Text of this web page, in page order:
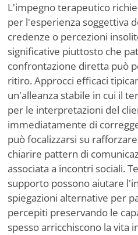
L'impegno terapeutico
per l'esperienza soggettiva
credenze o percezioni
significative piuttosto che
confrontazione diretta può
ritiro. Approcci efficaci
un'alleanza stabile in cui il
per le interpretazioni del
immediatamente di
può focalizzarsi su
chiarire pattern di
associata a incontri sociali.
supporto possono aiutare
spiegazioni alternative per
percepiti preservando le
spesso arricchiscono la vita